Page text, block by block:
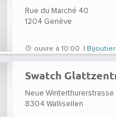
Rue du Marché 40
1204 Genève
ouvre à 10:00 |
Swatch
Neue Winterthurerstrasse
8304 Wallisellen